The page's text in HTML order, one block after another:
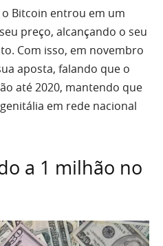
Bitcoin entrou em um
preço, alcançando o seu
Com isso, em novembro
aposta, falando que o
até 2020, mantendo que
em rede nacional
a 1 milhão no